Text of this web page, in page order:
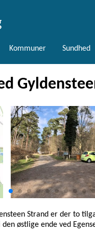
Kommuner Sundhed
Strand er der to
østlige ende ved